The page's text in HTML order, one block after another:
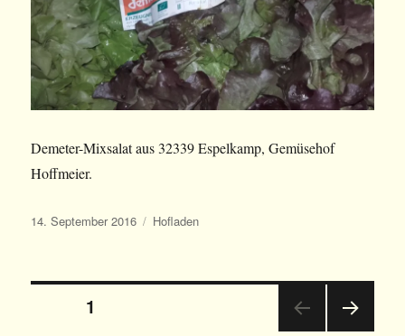
Demeter-Mixsalat aus 32339 Espelkamp, Gemüsehof
Hoffmeier.
Veröffentlicht
14. September 2016 Kategorien
Hofladen
Beitrags-
1